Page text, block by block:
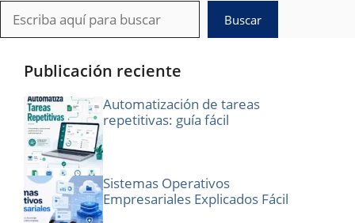
Buscar
Buscar
Publicación reciente
Automatización de tareas
repetitivas: guía fácil
Sistemas Operativos
Empresariales Explicados Fácil